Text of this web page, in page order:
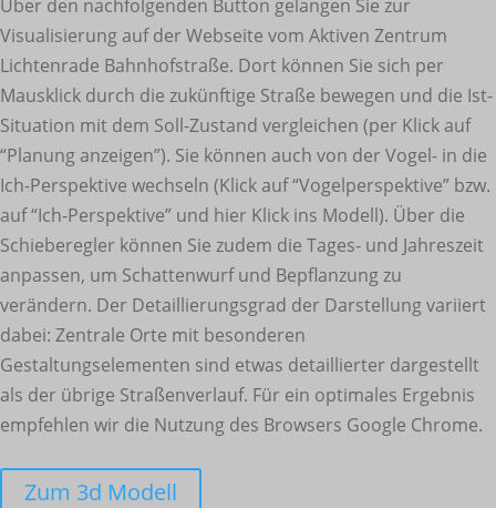
Über den nachfolgenden Button gelangen Sie zur
Visualisierung auf der Webseite vom Aktiven Zentrum
Lichtenrade Bahnhofstraße. Dort können Sie sich per
Mausklick durch die zukünftige Straße bewegen und die Ist-
Situation mit dem Soll-Zustand vergleichen (per Klick auf
“Planung anzeigen”). Sie können auch von der Vogel- in die
Ich-Perspektive wechseln (Klick auf “Vogelperspektive” bzw.
auf “Ich-Perspektive” und hier Klick ins Modell). Über die
Schieberegler können Sie zudem die Tages- und Jahreszeit
anpassen, um Schattenwurf und Bepflanzung zu
verändern. Der Detaillierungsgrad der Darstellung variiert
dabei: Zentrale Orte mit besonderen
Gestaltungselementen sind etwas detaillierter dargestellt
als der übrige Straßenverlauf. Für ein optimales Ergebnis
empfehlen wir die Nutzung des Browsers Google Chrome.
Zum 3d Modell